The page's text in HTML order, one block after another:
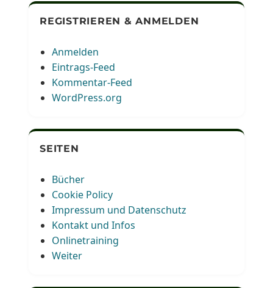
REGISTRIEREN & ANMELDEN
Anmelden
Eintrags-Feed
Kommentar-Feed
WordPress.org
SEITEN
Bücher
Cookie Policy
Impressum und Datenschutz
Kontakt und Infos
Onlinetraining
Weiter